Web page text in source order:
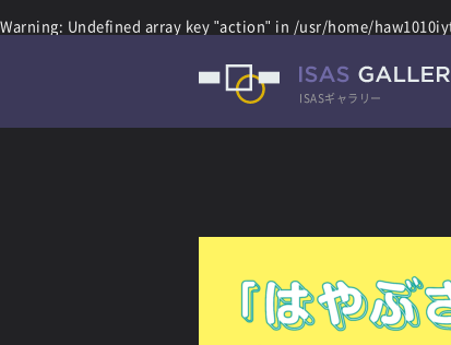
Warning: Undefined array key "action" in /usr/home/
ISASギャラリー